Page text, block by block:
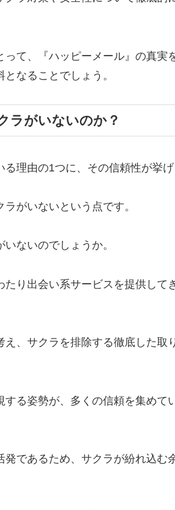
て、『ハッピーメール』の真実
なることでしょう。
ラがいないのか？
理由の1つに、その信頼性が挙げ
がいないという点です。
ないのでしょうか。
たり出会い系サービスを提供して
、サクラを排除する徹底した取
る姿勢が、多くの信頼を集めて
であるため、サクラが紛れ込む